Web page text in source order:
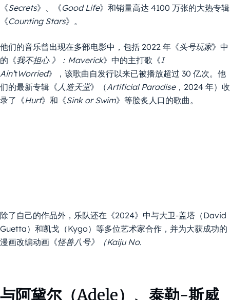
《Secrets》、《Good Life》和销量高达 4100 万张的大热专辑
《Counting Stars》。
他们的音乐曾出现在多部电影中，包括 2022 年《头号玩家》中
的《我不担心 》：Maverick》中的主打歌《I
Ain’tWorried》，该歌曲自发行以来已被播放超过 30 亿次。他
们的最新专辑《 人造天堂》（Artificial Paradise，2024 年）收
录了《Hurt》和《Sink or Swim》等脍炙人口的歌曲。
除了自己的作品外，乐队还在《2024》中与大卫-盖塔（David
Guetta）和凯戈（Kygo）等多位艺术家合作，并为大获成功的
漫画改编动画《怪兽八号》（Kaiju No.
与阿黛尔（Adele）、泰勒-斯威